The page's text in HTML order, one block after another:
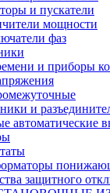
и пускатели
мощности
фаз
и приборы
и
автоматические
защитного